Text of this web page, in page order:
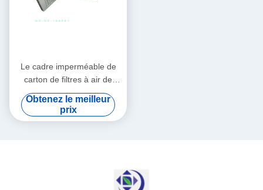
Le cadre imperméable de
carton de filtres à air de
projecteur, hauteur
maximum est 80mm
Obtenez le meilleur
prix